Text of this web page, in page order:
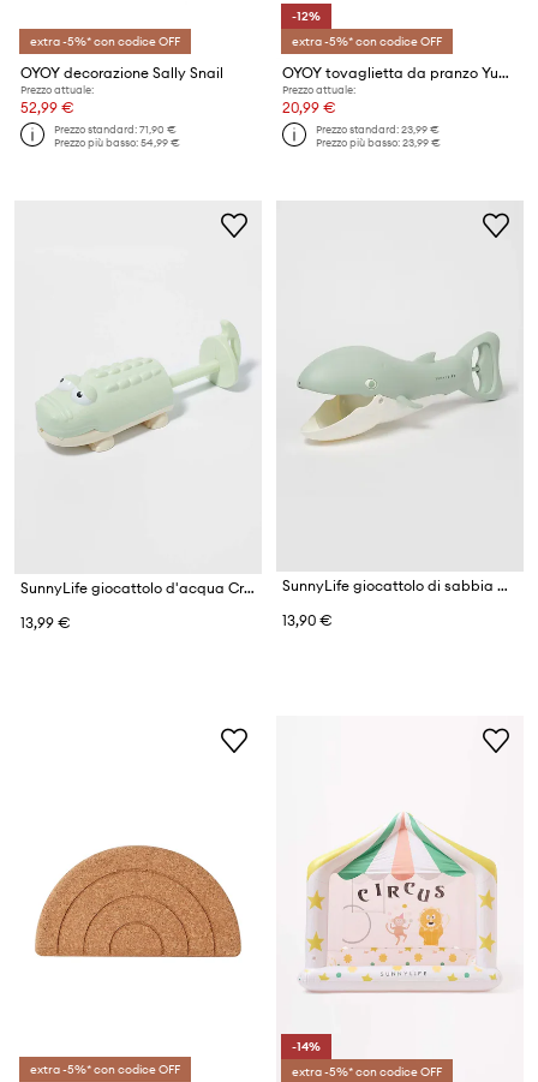
extra -5%* con codice OFF
OYOY decorazione Sally Snail
Prezzo attuale:
52,99 €
Prezzo standard:71,90 €
Prezzo più basso:54,99 €
-12%
extra -5%* con codice OFF
OYOY tovaglietta da pranzo Yummy Banana
Prezzo attuale:
20,99 €
Prezzo standard:23,99 €
Prezzo più basso:23,99 €
SunnyLife giocattolo d'acqua Crocodile Paste
13,99 €
SunnyLife giocattolo di sabbia Whale Green
13,90 €
extra -5%* con codice OFF
-14%
extra -5%* con codice OFF